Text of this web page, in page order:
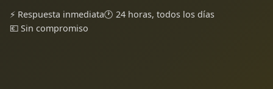
⚡ Respuesta inmediata🕐 24 horas, todos los días
💶 Sin compromiso